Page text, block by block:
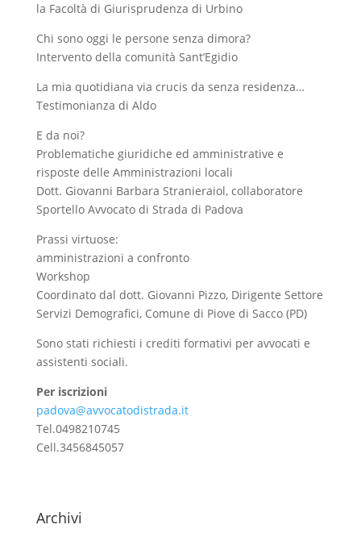
la Facoltà di Giurisprudenza di Urbino
Chi sono oggi le persone senza dimora?
Intervento della comunità Sant’Egidio
La mia quotidiana via crucis da senza residenza…
Testimonianza di Aldo
E da noi?
Problematiche giuridiche ed amministrative e
risposte delle Amministrazioni locali
Dott. Giovanni Barbara Stranieraiol, collaboratore
Sportello Avvocato di Strada di Padova
Prassi virtuose:
amministrazioni a confronto
Workshop
Coordinato dal dott. Giovanni Pizzo, Dirigente Settore
Servizi Demografici, Comune di Piove di Sacco (PD)
Sono stati richiesti i crediti formativi per avvocati e
assistenti sociali.
Per iscrizioni
padova@avvocatodistrada.it
Tel.0498210745
Cell.3456845057
Archivi